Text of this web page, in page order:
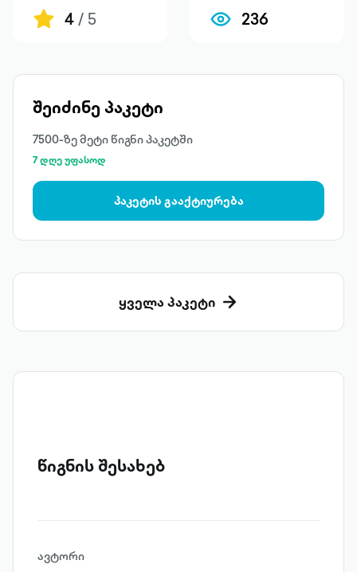
4/ 5 236
შეიძინე პაკეტი
7500-ზე მეტი წიგნი პაკეტში
7 დღე უფასოდ
პაკეტის გააქტიურება
ყველა პაკეტი
წიგნის შესახებ
ავტორი